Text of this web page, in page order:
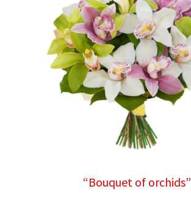
“Bouquet of orchids”